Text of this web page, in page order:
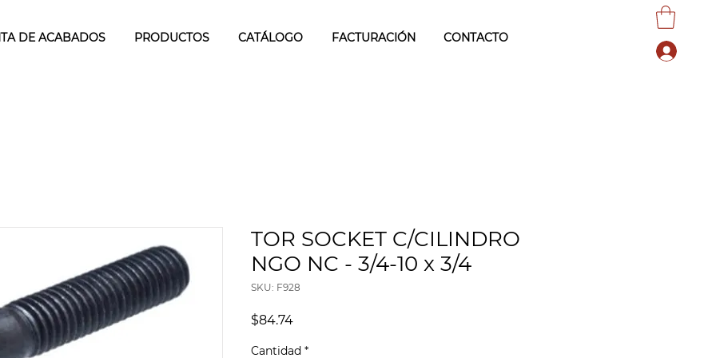
DE ACABADOS PRODUCTOS CATÁLOGO FACTURACIÓN CONTACTO
TOR SOCKET C/CILINDRO
NGO NC - 3/4-10 x 3/4
SKU: F928
$84.74Precio
Cantidad *